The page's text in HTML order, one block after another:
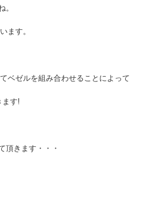
。
ます。
ベゼルを組み合わせることによって
ます!
頂きます・・・